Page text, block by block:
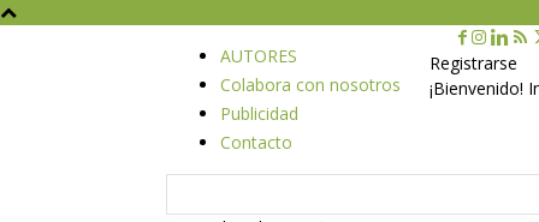
AUTORES
Colabora con nosotros
Publicidad
Contacto
Registrarse
¡Bienvenido!